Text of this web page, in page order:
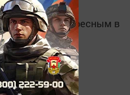
важным и интересным в
в
MАХ: